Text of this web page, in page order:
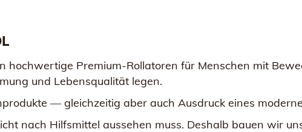
hochwertige Premium-Rollatoren für Menschen mit
und Lebensqualität legen.
— gleichzeitig aber auch Ausdruck eines
nach Hilfsmittel aussehen muss. Deshalb bauen wir